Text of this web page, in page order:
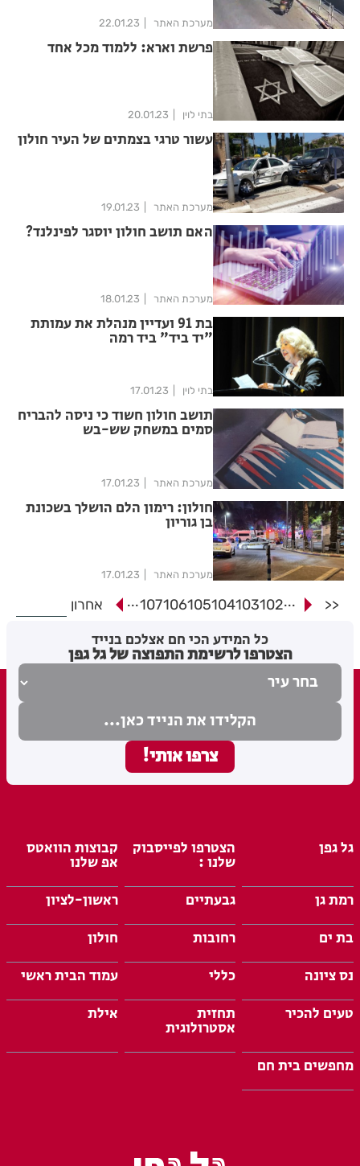
מערכת האתר 22.01.23
פרשת וארא: ללמוד מכל אחד
בתי לוין 20.01.23
עשור טרגי בצמתים של העיר חולון
מערכת האתר 19.01.23
האם תושב חולון יוסגר לפינלנד?
מערכת האתר 18.01.23
בת 91 ועדיין מנהלת את עמותת
"יד ביד" ביד רמה
בתי לוין 17.01.23
תושב חולון חשוד כי ניסה להבריח
סמים במשחק שש-בש
מערכת האתר 17.01.23
חולון: רימון הלם הושלך בשכונת
בן גוריון
מערכת האתר 17.01.23
<<
...
102
103
104
105
106
107
... אחרון
כל המידע הכי חם אצלכם בנייד
הצטרפו לרשימת התפוצה של גל גפן
גל גפן הצטרפו לפייסבוק
שלנו :
קבוצות הוואטס
אפ שלנו
רמת גן
גבעתיים
ראשון-לציון
בת ים
רחובות
חולון
נס ציונה
כללי
עמוד הבית ראשי
טעים להכיר
תחזית
אסטרולוגית
אילת
מחפשים בית חם